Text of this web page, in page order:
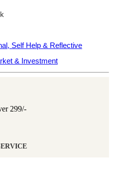
Self Help & Reflective
& Investment
299/-